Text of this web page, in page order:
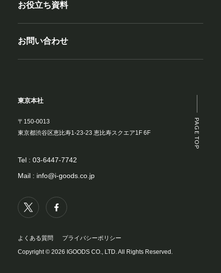
PAGE TOP
お役立ち資料
お問い合わせ
東京本社
〒150-0013
東京都渋谷区恵比寿1-23-23 恵比寿スクエア1F 6F
Tel : 03-6447-7742
Mail : info@i-goods.co.jp
Copyright © 2026 IGOODS CO., LTD. All Rights Reserved.
よくある質問 プライバシーポリシー